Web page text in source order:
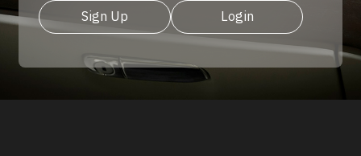
Sign Up Login